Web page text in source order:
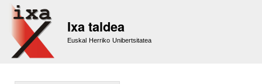
Ixa taldea
Euskal Herriko Unibertsitatea